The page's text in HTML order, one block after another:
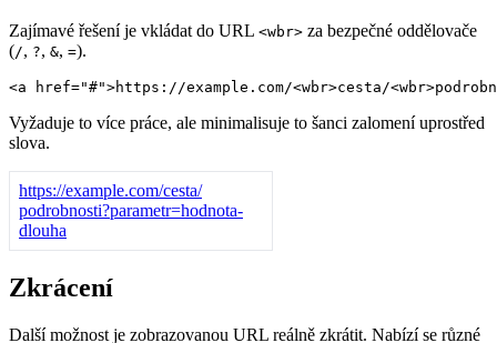
Zajímavé řešení je vkládat do URL <wbr> za bezpečné oddělovače
(/, ?, &, =).
Vyžaduje to více práce, ale minimalisuje to šanci zalomení uprostřed
slova.
https://example.com/cesta/
podrobnosti?parametr=hodnota-
dlouha
Zkrácení
Další možnost je zobrazovanou URL reálně zkrátit. Nabízí se různé